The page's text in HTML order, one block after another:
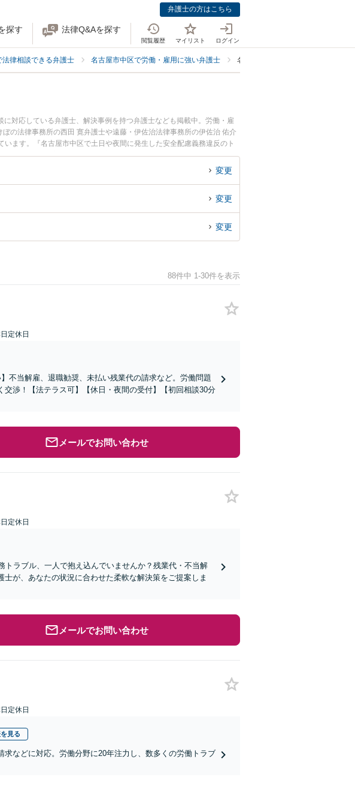
弁護士の方はこちら
探す 法律Q&Aを探す
閲覧履歴 マイリスト ログイン
法律相談できる弁護士 名古屋市中区で労働・雇用に強い弁護士 名古屋市中区で安全配慮義務違反に
対応している弁護士、解決事例を持つ弁護士なども掲載中。労働・雇
の法律事務所の西田 寛弁護士や遠藤・伊佐治法律事務所の伊佐治 佑介
ます。『名古屋市中区で土日や夜間に発生した安全配慮義務違反のト
索したい』『初回相談無料で安全配慮義務違反を法律相談できる名古屋
変更
変更
変更
88件中 1-30件を表示
定休日
不当解雇、退職勧奨、未払い残業代の請求など。労働問題
渉！【法テラス可】【休日・夜間の受付】【初回相談30分
メールでお問い合わせ
定休日
トラブル、一人で抱え込んでいませんか？残業代・不当解
が、あなたの状況に合わせた柔軟な解決策をご提案しま
メールでお問い合わせ
定休日
見る
などに対応。労働分野に20年注力し、数多くの労働トラブ